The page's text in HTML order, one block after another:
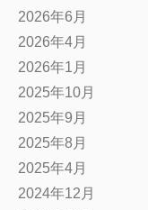
2026年6月
2026年4月
2026年1月
2025年10月
2025年9月
2025年8月
2025年4月
2024年12月